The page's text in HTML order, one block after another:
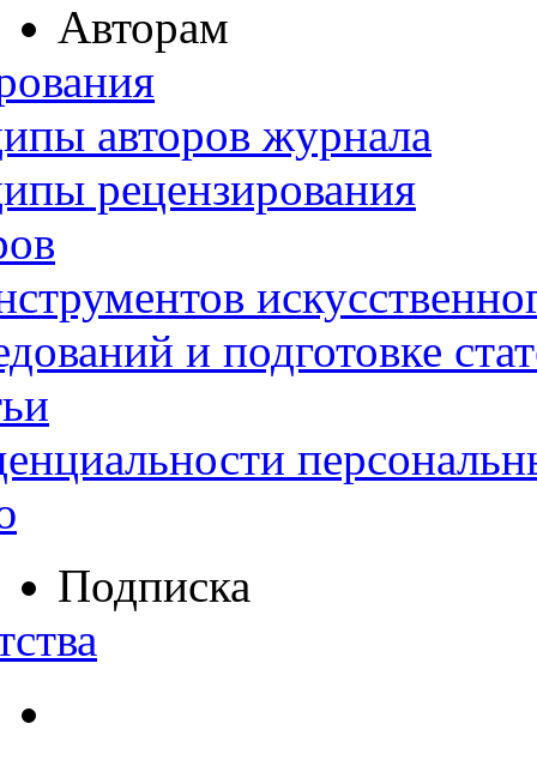
Авторам
авторов журнала
рецензирования
и подготовке
Подписка